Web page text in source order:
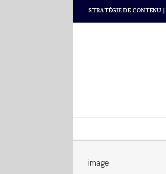
STRATÉGIE DE CONTENU |
image